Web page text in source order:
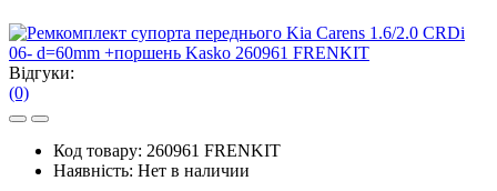
Відгуки:
(0)
Код товару: 260961 FRENKIT
Наявність: Нет в наличии